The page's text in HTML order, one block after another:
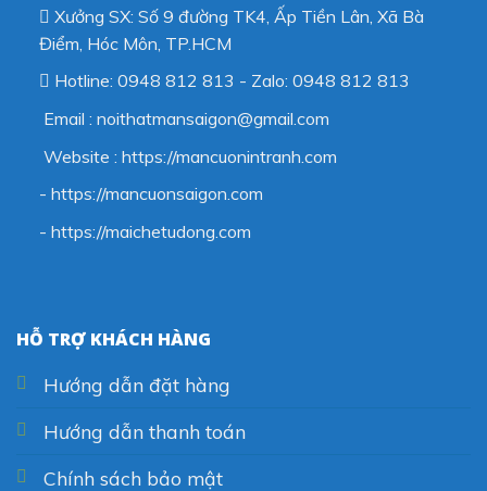
Xưởng SX: Số 9 đường TK4, Ấp Tiền Lân, Xã Bà
Điểm, Hóc Môn, TP.HCM
Hotline: 0948 812 813 - Zalo: 0948 812 813
Email : noithatmansaigon@gmail.com
Website : https://mancuonintranh.com
- https://mancuonsaigon.com
- https://maichetudong.com
HỖ TRỢ KHÁCH HÀNG
Hướng dẫn đặt hàng
Hướng dẫn thanh toán
Chính sách bảo mật